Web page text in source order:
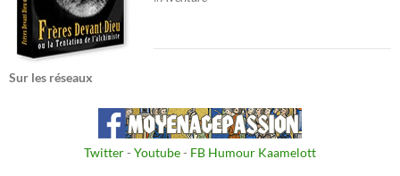
Sur les réseaux
Twitter- Youtube- FB Humour Kaamelott